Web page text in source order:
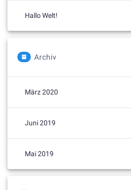
Hallo Welt!
Archiv
März 2020
Juni 2019
Mai 2019